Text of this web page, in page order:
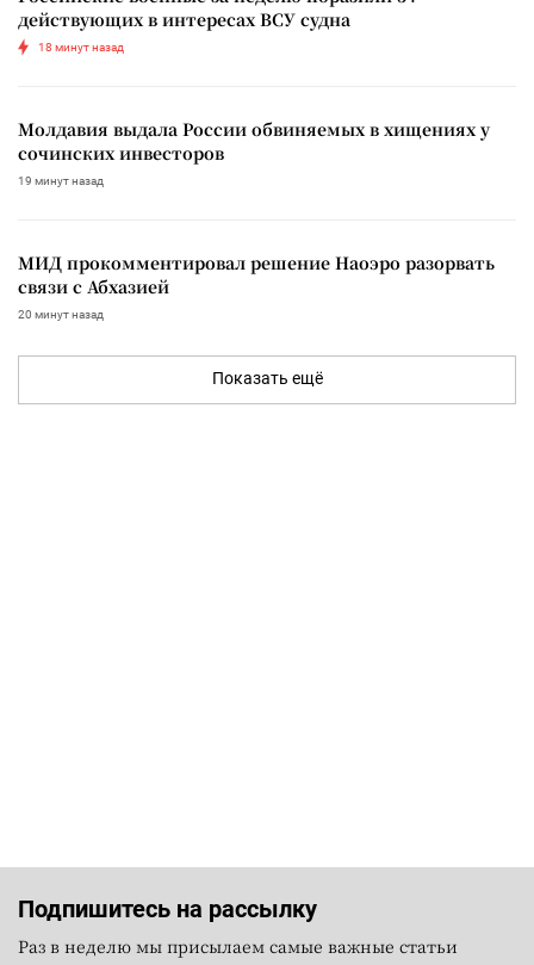
действующих в интересах ВСУ судна
18 минут назад
Молдавия выдала России обвиняемых в хищениях у
сочинских инвесторов
19 минут назад
МИД прокомментировал решение Наоэро разорвать
связи с Абхазией
20 минут назад
Показать ещё
Подпишитесь на рассылку
Раз в неделю мы присылаем самые важные статьи